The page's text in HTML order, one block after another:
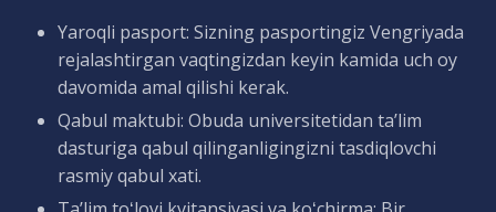
Yaroqli pasport: Sizning pasportingiz Vengriyada
rejalashtirgan vaqtingizdan keyin kamida uch oy
davomida amal qilishi kerak.
Qabul maktubi: Obuda universitetidan ta’lim
dasturiga qabul qilinganligingizni tasdiqlovchi
rasmiy qabul xati.